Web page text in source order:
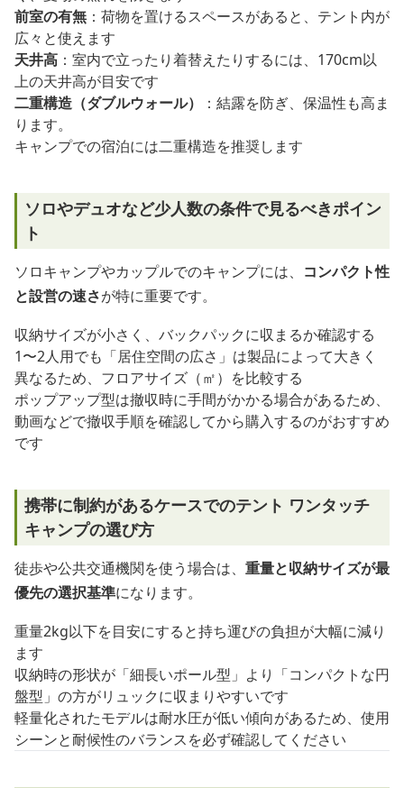
前室の有無 ：荷物を置けるスペースがあると、テント内が
広々と使えます
天井高 ：室内で立ったり着替えたりするには、170cm以
上の天井高が目安です
二重構造（ダブルウォール）
：結露を防ぎ、保温性も高ま
ります。
キャンプでの宿泊には二重構造を推奨します
ソロやデュオなど少人数の条件で見るべきポイン
ト
ソロキャンプやカップルでのキャンプには、 コンパクト性
と設営の速さが特に重要です。
収納サイズが小さく、バックパックに収まるか確認する
1〜2人用でも「居住空間の広さ」は製品によって大きく
異なるため、フロアサイズ（㎡）を比較する
ポップアップ型は撤収時に手間がかかる場合があるため、
動画などで撤収手順を確認してから購入するのがおすすめ
です
携帯に制約があるケースでのテント ワンタッチ
キャンプの選び方
徒歩や公共交通機関を使う場合は、 重量と収納サイズが最
優先の選択基準になります。
重量2kg以下を目安にすると持ち運びの負担が大幅に減り
ます
収納時の形状が「細長いポール型」より「コンパクトな円
盤型」の方がリュックに収まりやすいです
軽量化されたモデルは耐水圧が低い傾向があるため、使用
シーンと耐候性のバランスを必ず確認してください